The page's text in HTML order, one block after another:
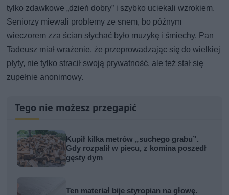
tylko zdawkowe „dzień dobry” i szybko uciekali wzrokiem.
Seniorzy miewali problemy ze snem, bo późnym
wieczorem zza ścian słychać było muzykę i śmiechy. Pan
Tadeusz miał wrażenie, że przeprowadzając się do wielkiej
płyty, nie tylko stracił swoją prywatność, ale też stał się
zupełnie anonimowy.
Tego nie możesz przegapić
Kupił kilka metrów „suchego grabu”.
Gdy rozpalił w piecu, z komina poszedł
gęsty dym
Ten materiał bije styropian na głowę.